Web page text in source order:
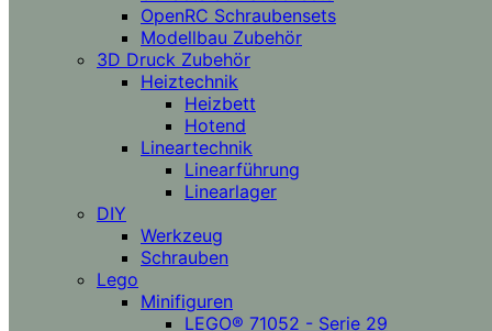
OpenRC Schraubensets
Modellbau Zubehör
3D Druck Zubehör
Heiztechnik
Heizbett
Hotend
Lineartechnik
Linearführung
Linearlager
DIY
Werkzeug
Schrauben
Lego
Minifiguren
LEGO® 71052 - Serie 29